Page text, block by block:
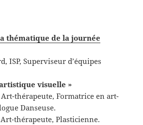
thématique de la journée
ISP, Superviseur d’équipes
visuelle »
thérapeute, Formatrice en art-
Danseuse.
thérapeute, Plasticienne.